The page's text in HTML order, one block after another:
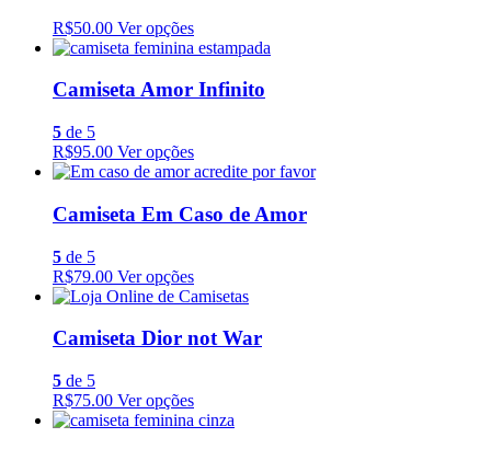
R$50.00 Ver opções
Camiseta Amor Infinito
5 de 5
R$95.00 Ver opções
Camiseta Em Caso de Amor
5 de 5
R$79.00 Ver opções
Camiseta Dior not War
5 de 5
R$75.00 Ver opções